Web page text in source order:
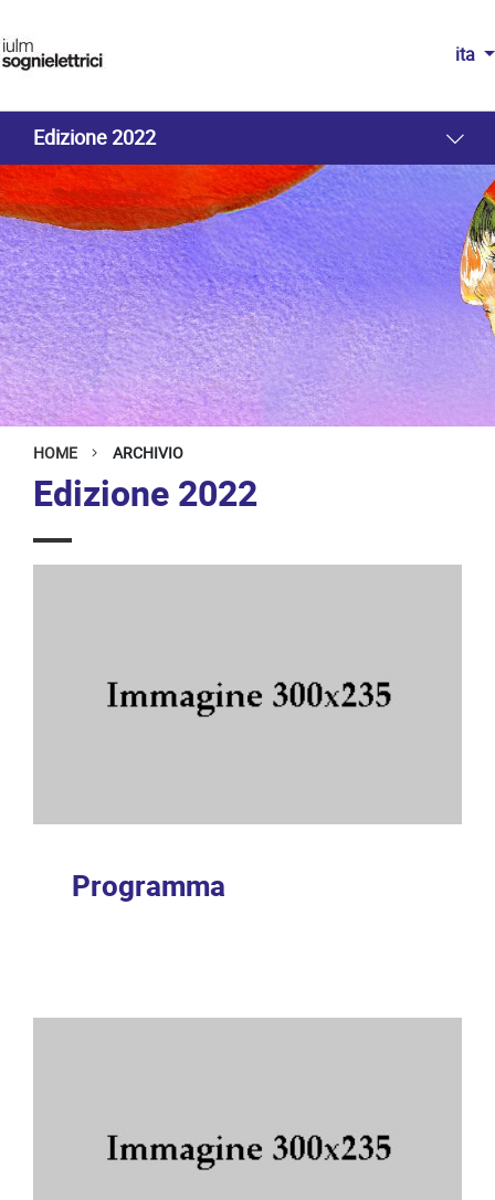
ita
Edizione 2022
HOME ARCHIVIO
Edizione 2022
Programma